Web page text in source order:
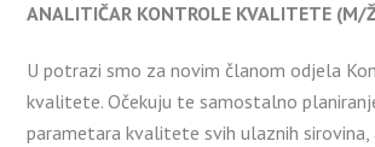
ANALITIČAR KONTROLE KVALITETE
U potrazi smo za novim članom odjela
kvalitete. Očekuju te samostalno
parametara kvalitete svih ulaznih sirovina,